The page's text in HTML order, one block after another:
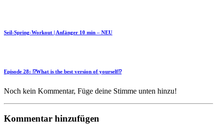
Seil-Spring-Workout | Anfänger 10 min – NEU
Episode 28: ⁉️What is the best version of yourself⁉️
Noch kein Kommentar, Füge deine Stimme unten hinzu!
Kommentar hinzufügen